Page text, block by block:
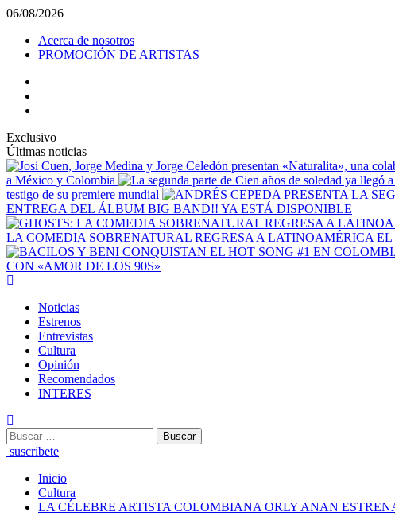
Saltar
contenido
06/08/2026
Acerca de nosotros
PROMOCIÓN DE ARTISTAS
Exclusivo
Últimas noticias
a México y Colombia
testigo de su premiere mundial
ENTREGA DEL ÁLBUM BIG BAND!! YA ESTÁ DISPONIBLE
LA COMEDIA SOBRENATURAL REGRESA A LATINOAMÉRICA
CON «AMOR DE LOS 90S»
Noticias
Estrenos
Entrevistas
Cultura
Opinión
Recomendados
INTERES
Buscar:
suscribete
Inicio
Cultura
LA CÉLEBRE ARTISTA COLOMBIANA ORLY ANAN